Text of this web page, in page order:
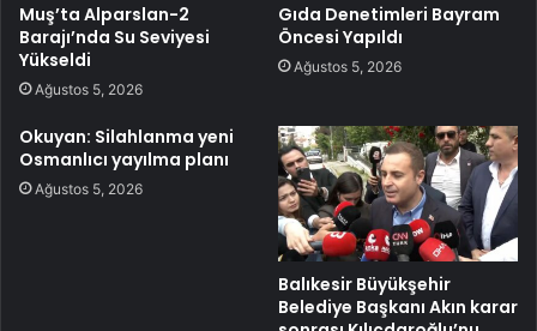
Muş’ta Alparslan-2
Barajı’nda Su Seviyesi
Yükseldi
Ağustos 5, 2026
Gıda Denetimleri Bayram
Öncesi Yapıldı
Ağustos 5, 2026
Okuyan: Silahlanma yeni
Osmanlıcı yayılma planı
Ağustos 5, 2026
Balıkesir Büyükşehir
Belediye Başkanı Akın karar